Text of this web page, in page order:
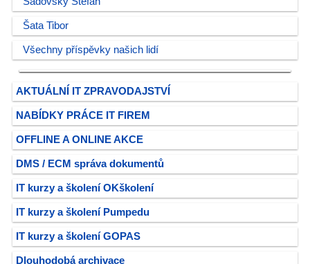
Šata Tibor
Všechny příspěvky našich lidí
AKTUÁLNÍ IT ZPRAVODAJSTVÍ
NABÍDKY PRÁCE IT FIREM
OFFLINE A ONLINE AKCE
DMS / ECM správa dokumentů
IT kurzy a školení OKškolení
IT kurzy a školení Pumpedu
IT kurzy a školení GOPAS
Dlouhodobá archivace